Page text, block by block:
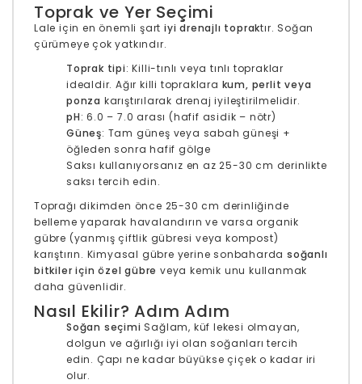
Toprak ve Yer Seçimi
Lale için en önemli şart iyi drenajlı topraktır. Soğan
çürümeye çok yatkındır.
Toprak tipi: Killi-tınlı veya tınlı topraklar
idealdir. Ağır killi topraklara kum, perlit veya
ponza karıştırılarak drenaj iyileştirilmelidir.
pH: 6.0 – 7.0 arası (hafif asidik – nötr)
Güneş: Tam güneş veya sabah güneşi +
öğleden sonra hafif gölge
Saksı kullanıyorsanız en az 25-30 cm derinlikte
saksı tercih edin.
Toprağı dikimden önce 25-30 cm derinliğinde
belleme yaparak havalandırın ve varsa organik
gübre (yanmış çiftlik gübresi veya kompost)
karıştırın. Kimyasal gübre yerine sonbaharda soğanlı
bitkiler için özel gübre veya kemik unu kullanmak
daha güvenlidir.
Nasıl Ekilir? Adım Adım
Soğan seçimi Sağlam, küf lekesi olmayan,
dolgun ve ağırlığı iyi olan soğanları tercih
edin. Çapı ne kadar büyükse çiçek o kadar iri
olur.